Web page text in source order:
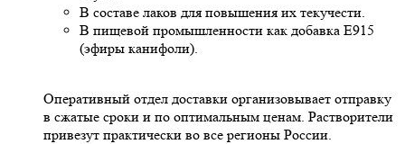
В составе лаков для повышения их текучести.
В пищевой промышленности как добавка Е915
(эфиры канифоли).
Оперативный отдел доставки организовывает отправку
в сжатые сроки и по оптимальным ценам. Растворители
привезут практически во все регионы России.